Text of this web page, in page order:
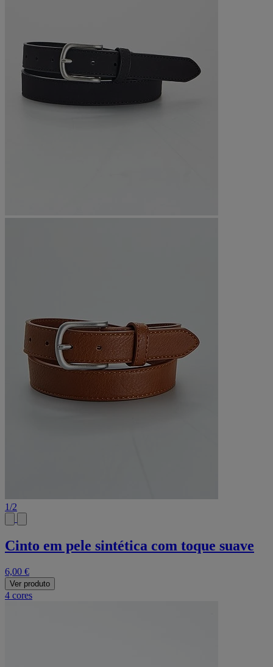
1/2
Cinto em pele sintética com toque suave
6,00 €
Ver produto
4 cores